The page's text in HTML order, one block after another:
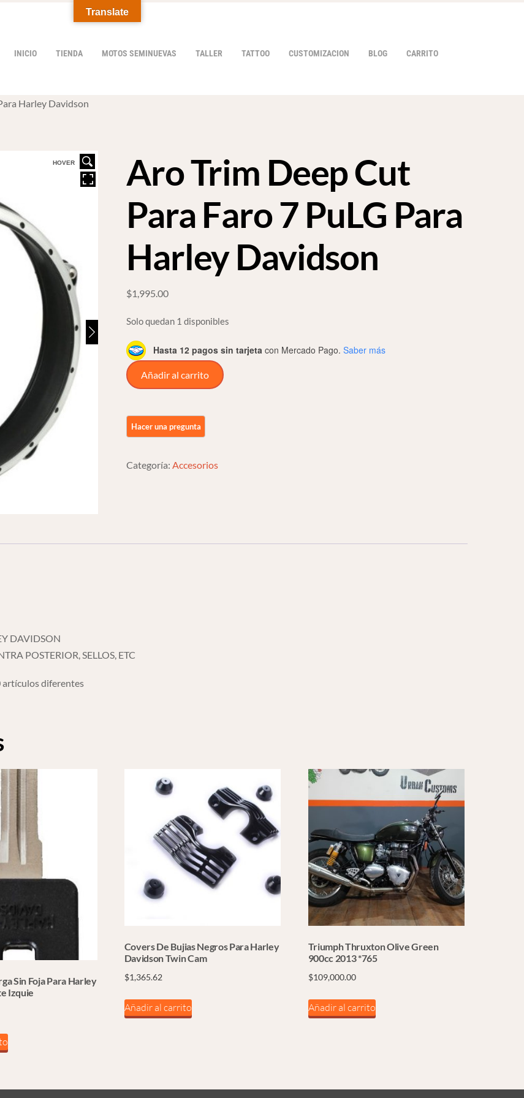
INICIO TIENDA MOTOS SEMINUEVAS TALLER TATTOO CUSTOMIZACION BLOG CARRITO
Harley Davidson
HOVER HOVER
Aro Trim Deep Cut
Para Faro 7 PuLG Para
Harley Davidson
$1,995.00
Solo quedan 1 disponibles
Hasta 12 pagos sin tarjeta con Mercado Pago. Saber más
Aro
Trim
Cut
Para
7
Añadir al carrito
Categoría:Accesorios
DAVIDSON
POSTERIOR, SELLOS, ETC
artículos diferentes
Sin Foja Para Harley
Izquie
Covers De Bujias Negros Para Harley
Davidson Twin Cam
$1,365.62
Añadir al carrito
Triumph Thruxton Olive Green
900cc 2013 *765
$109,000.00
Añadir al carrito
Translate